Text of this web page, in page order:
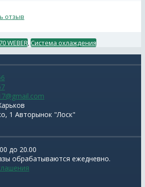
отзыв
WEBER Система охлаждения
1 Авторынок "Лоск"
до 20.00
обрабатываются ежедневно.